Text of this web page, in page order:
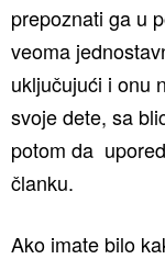
prepoznati ga u
veoma
uključujući i onu
svoje dete, sa
potom da
članku.
Ako imate bilo